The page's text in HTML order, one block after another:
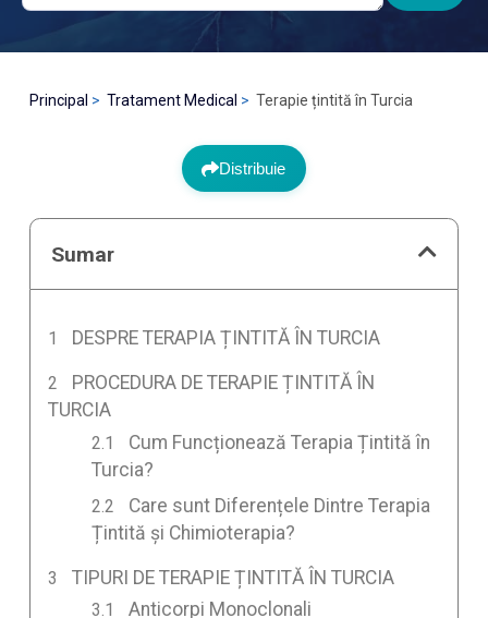
Principal Tratament Medical Terapie țintită în Turcia
Distribuie
Sumar
DESPRE TERAPIA ȚINTITĂ ÎN TURCIA
PROCEDURA DE TERAPIE ȚINTITĂ ÎN
TURCIA
Cum Funcționează Terapia Țintită în
Turcia?
Care sunt Diferențele Dintre Terapia
Țintită și Chimioterapia?
TIPURI DE TERAPIE ȚINTITĂ ÎN TURCIA
Anticorpi Monoclonali